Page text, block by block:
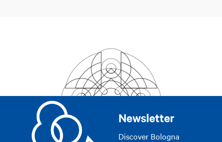
Newsletter
Discover Bologna